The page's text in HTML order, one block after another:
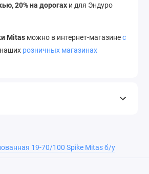
20% на дорогах и для Эндуро
Mitas можно в интернет-магазинес
розничных магазинах
19-70/100 Spike Mitas б/у